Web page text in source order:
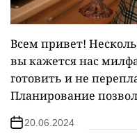
Всем привет!
вы кажется нас
готовить и не
Планирование
20.06.2024